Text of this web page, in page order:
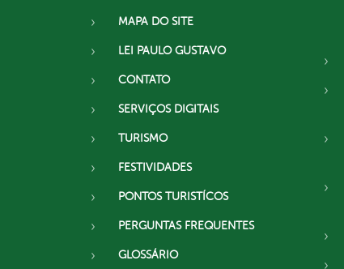
MAPA DO SITE
LEI PAULO GUSTAVO
CONTATO
SERVIÇOS DIGITAIS
TURISMO
FESTIVIDADES
PONTOS TURISTÍCOS
PERGUNTAS FREQUENTES
GLOSSÁRIO